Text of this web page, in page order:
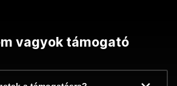
vagyok támogató